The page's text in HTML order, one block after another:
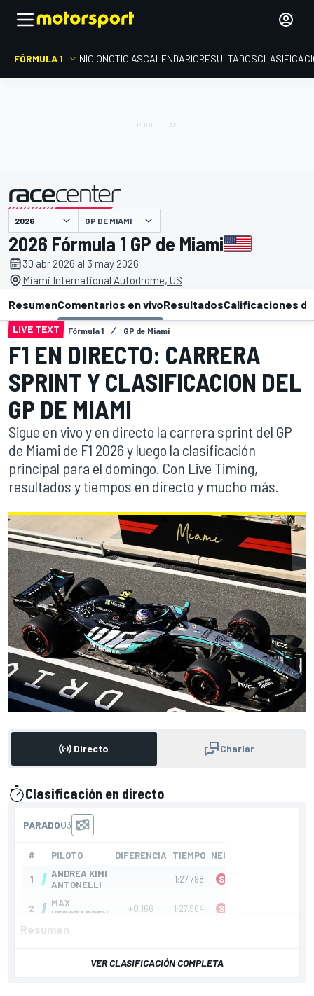
FÓRMULA 1 INICIONOTICIASCALENDARIORESULTADOS
GP DE MIAMI
2026 Fórmula 1 GP de Miami
30 abr 2026 al 3 may 2026
Miami International Autodrome, US
ResumenComentarios en vivoResultadosCalificaciones
LIVE TEXT Fórmula 1 GP de Miami
F1 EN DIRECTO: CARRERA
SPRINT Y CLASIFICACION DEL
GP DE MIAMI
Sigue en vivo y en directo la carrera sprint del GP
de Miami de F1 2026 y luego la clasificación
principal para el domingo. Con Live Timing,
resultados y tiempos en directo y mucho más.
Directo Charlar
Clasificación en directo
Resumen
VER CLASIFICACIÓN COMPLETA